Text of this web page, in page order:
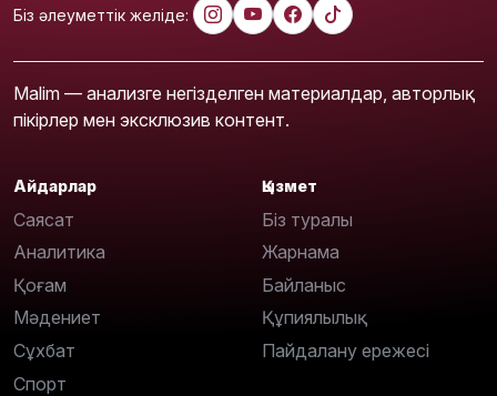
Біз әлеуметтік желіде:
Malim — анализге негізделген материалдар, авторлық
пікірлер мен эксклюзив контент.
Айдарлар
Саясат
Аналитика
Қоғам
Мәдениет
Сұхбат
Спорт
Қызмет
Біз туралы
Жарнама
Байланыс
Құпиялылық
Пайдалану ережесі